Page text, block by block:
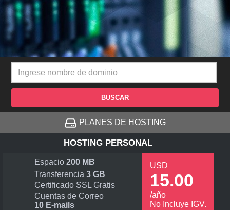
BUSCAR
PLANES DE HOSTING
HOSTING PERSONAL
USD
15.00
/año
No Incluye IGV.
Espacio 200 MB
Transferencia 3 GB
Certificado SSL Gratis
Cuentas de Correo
10 E-mails